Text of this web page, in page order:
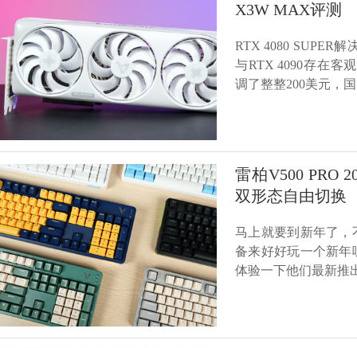
X3W MAX评测
RTX 4080 SUPER解
与RTX 4090存在客
调了整整200美元，
雷柏V500 PRO
双形态自由切换
马上就要到新年了，
备来好好玩一个新年
体验一下他们最新推